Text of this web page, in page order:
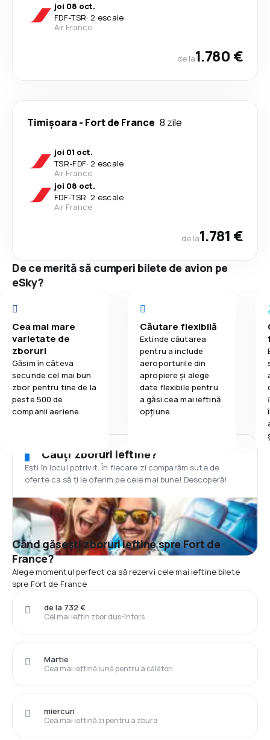
joi 08 oct.
FDF-TSR· 2 escale
Air France
de la1.780 €
Timișoara- Fort de France 8 zile
joi 01 oct.
TSR-FDF· 2 escale
Air France
joi 08 oct.
FDF-TSR· 2 escale
Air France
de la1.781 €
De ce merită să cumperi bilete de avion pe
eSky?
Cea mai mare
varietate de
zboruri
Găsim în câteva
secunde cel mai bun
zbor pentru tine de la
peste 500 de
companii aeriene.
Căutare flexibilă
Extinde căutarea
pentru a include
aeroporturile din
apropiere și alege
date flexibile pentru
a găsi cea mai ieftină
opțiune.
Cauți zboruri ieftine?
Ești în locul potrivit. În fiecare zi comparăm sute de
oferte ca să ți le oferim pe cele mai bune! Descoperă!
Când găsești zboruri ieftine spre Fort de
France?
Alege momentul perfect ca să rezervi cele mai ieftine bilete
spre Fort de France
Cel mai ieftin zbor dus-întors
de la 732 €
Cea mai ieftină lună pentru a călători
Martie
Cea mai ieftină zi pentru a zbura
miercuri